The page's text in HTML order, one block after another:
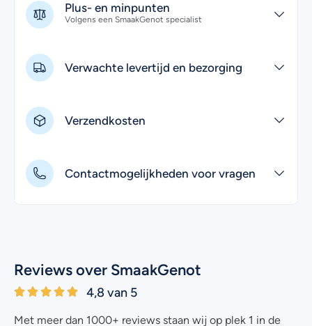
Plus- en minpunten
Volgens een SmaakGenot specialist
Verwachte levertijd en bezorging
Verzendkosten
Contactmogelijkheden voor vragen
Reviews over SmaakGenot
4,8 van 5
Met meer dan 1000+ reviews staan wij op plek 1 in de